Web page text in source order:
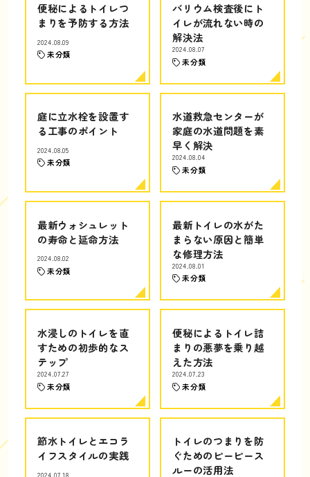
便秘によるトイレつ
まりを予防する方法
2024.08.09
未分類
バリウム検査後にト
イレが流れない時の
解決法
2024.08.07
未分類
庭に立水栓を設置す
る工事のポイント
2024.08.05
未分類
水道救急センターが
家庭の水道問題を素
早く解決
2024.08.04
未分類
最新ウォシュレット
の寿命と延命方法
2024.08.02
未分類
最新トイレの水がた
まらない原因と簡単
な修理方法
2024.08.01
未分類
水浸しのトイレを直
すための初歩的なス
テップ
2024.07.27
未分類
便秘によるトイレ詰
まりの悪夢を乗り越
えた方法
2024.07.23
未分類
節水トイレとエコラ
イフスタイルの実践
2024.07.18
トイレのつまりを防
ぐためのピーピース
ルーの活用法